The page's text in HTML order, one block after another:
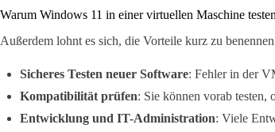
Warum Windows 11 in einer virtuellen Maschine
Außerdem lohnt es sich, die Vorteile kurz zu
Sicheres Testen neuer Software: Fehler in der
Kompatibilität prüfen: Sie können vorab testen,
Entwicklung und IT-Administration: Viele